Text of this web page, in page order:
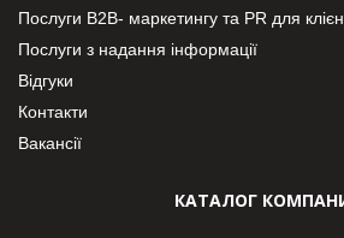
Послуги В2В- маркетингу та PR для
Послуги з надання інформації
Відгуки
Контакти
Вакансії
КАТАЛОГ